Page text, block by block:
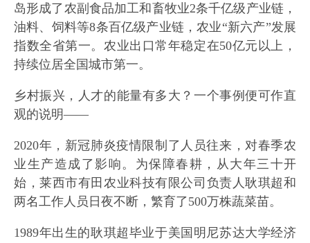
岛形成了农副食品加工和畜牧业2条千亿级产业链，
油料、饲料等8条百亿级产业链，农业“新六产”发展
指数全省第一。农业出口常年稳定在50亿元以上，
持续位居全国城市第一。
乡村振兴，人才的能量有多大？一个事例便可作直
观的说明——
2020年，新冠肺炎疫情限制了人员往来，对春季农
业生产造成了影响。为保障春耕，从大年三十开
始，莱西市有田农业科技有限公司负责人耿琪超和
两名工作人员日夜不断，繁育了500万株蔬菜苗。
1989年出生的耿琪超毕业于美国明尼苏达大学经济